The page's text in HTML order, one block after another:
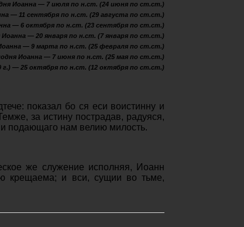
Иоанна — 7 июля по н.ст. (24 июня по ст.ст.)
— 11 сентября по н.ст. (29 августа по ст.ст.)
— 6 октября по н.ст. (23 сентября по ст.ст.)
— 20 января по н.ст. (7 января по ст.ст.)
— 9 марта по н.ст. (25 февраля по ст.ст.)
Иоанна — 7 июня по н.ст. (25 мая по ст.ст.)
г.) — 25 октября по н.ст. (12 октября по ст.ст.)
показал бо ся еси воистинну и
за истину пострадав, радуяся,
подающаго нам велию милость.
же служение исполняя, Иоанн
крещаема; и вси, сущии во тьме,